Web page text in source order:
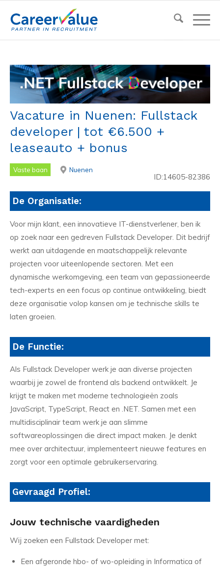
Vacature in Nuenen: Fullstack
developer | tot €6.500 +
leaseauto + bonus
Vaste baan Nuenen
ID:14605-82386
De Organisatie:
Voor mijn klant, een innovatieve IT-dienstverlener, ben ik
op zoek naar een gedreven Fullstack Developer. Dit bedrijf
werkt aan uitdagende en maatschappelijk relevante
projecten voor uiteenlopende sectoren. Met een
dynamische werkomgeving, een team van gepassioneerde
tech-experts en een focus op continue ontwikkeling, biedt
deze organisatie volop kansen om je technische skills te
laten groeien.
De Functie:
Als Fullstack Developer werk je aan diverse projecten
waarbij je zowel de frontend als backend ontwikkelt. Je
krijgt te maken met moderne technologieën zoals
JavaScript, TypeScript, React en .NET. Samen met een
multidisciplinair team werk je aan slimme
softwareoplossingen die direct impact maken. Je denkt
mee over architectuur, implementeert nieuwe features en
zorgt voor een optimale gebruikerservaring.
Gevraagd Profiel:
Jouw technische vaardigheden
Wij zoeken een Fullstack Developer met:
Een afgeronde hbo- of wo-opleiding in Informatica of